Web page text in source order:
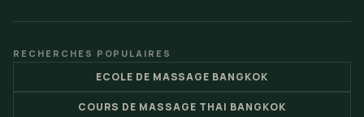
RECHERCHES POPULAIRES
ECOLE DE MASSAGE BANGKOK
COURS DE MASSAGE THAI BANGKOK